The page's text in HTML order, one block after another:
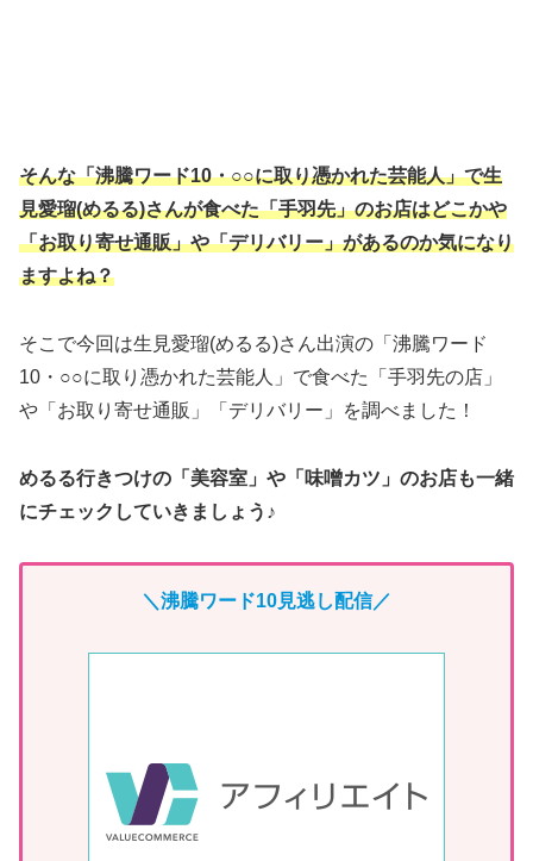
そんな「沸騰ワード10・○○に取り憑かれた芸能人」で生
見愛瑠(めるる)さんが食べた「手羽先」のお店はどこかや
「お取り寄せ通販」や「デリバリー」があるのか気になり
ますよね？
そこで今回は生見愛瑠(めるる)さん出演の「沸騰ワード
10・○○に取り憑かれた芸能人」で食べた「手羽先の店」
や「お取り寄せ通販」「デリバリー」を調べました！
めるる行きつけの「美容室」や「味噌カツ」のお店も一緒
にチェックしていきましょう♪
＼ 沸騰ワード10見逃し配信／